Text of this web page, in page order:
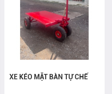
XE KÉO MẶT BÀN TỰ CHẾ